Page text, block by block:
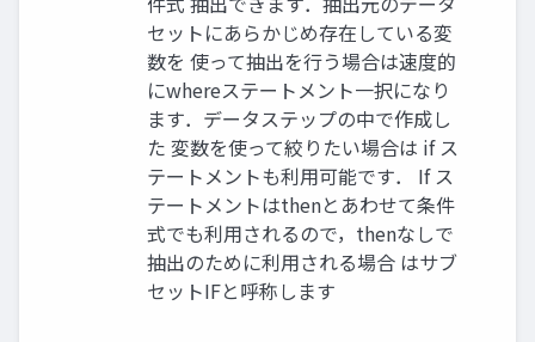
セットにあらかじめ存在している変
数を 使って抽出を行う場合は速度的
にwhereステートメント一択になり
ます．データステップの中で作成し
た 変数を使って絞りたい場合は if ス
テートメントも利用可能です． If ス
テートメントはthenとあわせて条件
式でも利用されるので，thenなしで
抽出のために利用される場合 はサブ
セットIFと呼称します